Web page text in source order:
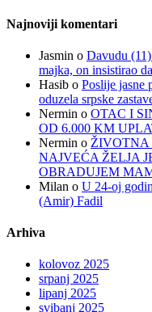
Najnoviji komentari
Jasmin o Davudu
majka, on insistirao
Hasib o Poslije jasne
oduzela srpske
Nermin o OTAC I
OD 6.000 KM
Nermin o ŽIVOTNA
NAJVEĆA ŽELJA
OBRADUJEM
Milan o U 24-oj
(Amir) Fadil
Arhiva
kolovoz 2025
srpanj 2025
lipanj 2025
svibanj 2025